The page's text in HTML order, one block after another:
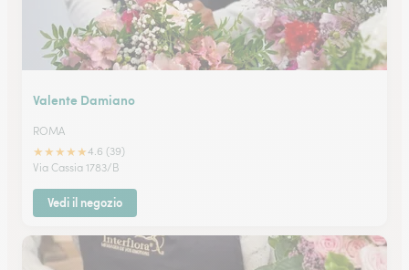
Valente Damiano
ROMA
★★★★★4.6 (39)
Via Cassia 1783/B
Vedi il negozio